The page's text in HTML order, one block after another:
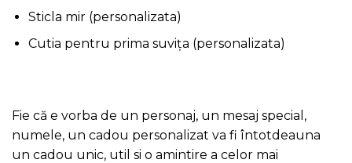
Sticla mir (personalizata)
Cutia pentru prima suvița (personalizata)
Fie că e vorba de un personaj, un mesaj special,
numele, un cadou personalizat va fi întotdeauna
un cadou unic, util si o amintire a celor mai